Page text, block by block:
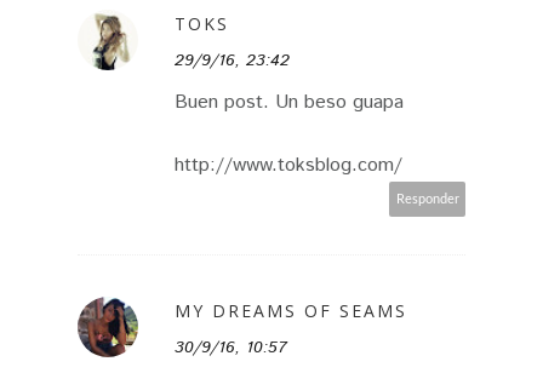
TOKS
29/9/16, 23:42
Buen post. Un beso guapa
http://www.toksblog.com/
Responder
MY DREAMS OF SEAMS
30/9/16, 10:57